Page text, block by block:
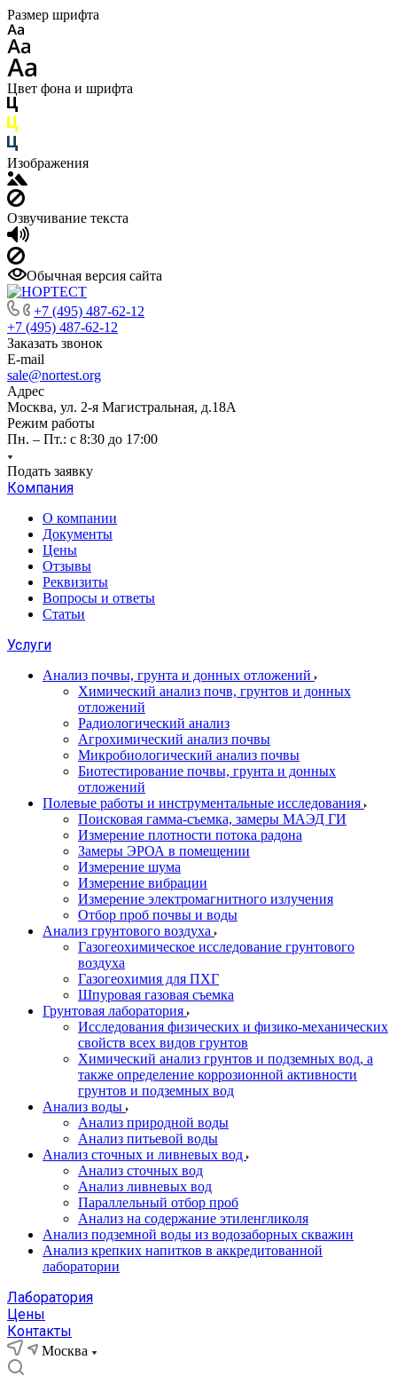
Размер шрифта
Цвет фона и шрифта
Изображения
Озвучивание текста
Обычная версия сайта
+7 (495) 487-62-12
+7 (495) 487-62-12
Заказать звонок
E-mail
sale@nortest.org
Адрес
Москва, ул. 2-я Магистральная, д.18А
Режим работы
Пн. – Пт.: с 8:30 до 17:00
Подать заявку
Компания
О компании
Документы
Цены
Отзывы
Реквизиты
Вопросы и ответы
Статьи
Услуги
Анализ почвы, грунта и донных отложений
Химический анализ почв, грунтов и донных
отложений
Радиологический анализ
Агрохимический анализ почвы
Микробиологический анализ почвы
Биотестирование почвы, грунта и донных
отложений
Полевые работы и инструментальные исследования
Поисковая гамма-съемка, замеры МАЭД ГИ
Измерение плотности потока радона
Замеры ЭРОА в помещении
Измерение шума
Измерение вибрации
Измерение электромагнитного излучения
Отбор проб почвы и воды
Анализ грунтового воздуха
Газогеохимическое исследование грунтового
воздуха
Газогеохимия для ПХГ
Шпуровая газовая съемка
Грунтовая лаборатория
Исследования физических и физико-механических
свойств всех видов грунтов
Химический анализ грунтов и подземных вод, а
также определение коррозионной активности
грунтов и подземных вод
Анализ воды
Анализ природной воды
Анализ питьевой воды
Анализ сточных и ливневых вод
Анализ сточных вод
Анализ ливневых вод
Параллельный отбор проб
Анализ на содержание этиленгликоля
Анализ подземной воды из водозаборных скважин
Анализ крепких напитков в аккредитованной
лаборатории
Лаборатория
Цены
Контакты
Москва